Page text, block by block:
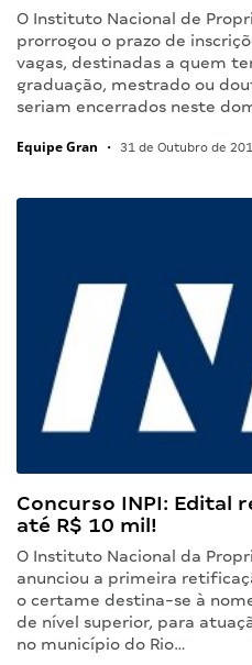
O Instituto Nacional de
prorrogou o prazo de
vagas, destinadas a quem
graduação, mestrado ou
seriam encerrados neste
Equipe Gran • 31 de Outubro de
Concurso INPI: Edital
até R$ 10 mil!
O Instituto Nacional da
anunciou a primeira
o certame destina-se à
de nível superior, para
no município do Rio…